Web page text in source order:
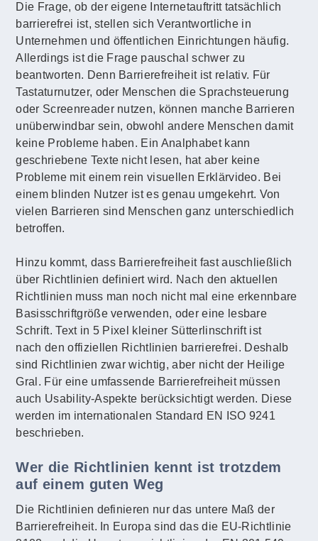
Die Frage, ob der eigene Internetauftritt tatsächlich
barrierefrei ist, stellen sich Verantwortliche in
Unternehmen und öffentlichen Einrichtungen häufig.
Allerdings ist die Frage pauschal schwer zu
beantworten. Denn Barrierefreiheit ist relativ. Für
Tastaturnutzer, oder Menschen die Sprachsteuerung
oder Screenreader nutzen, können manche Barrieren
unüberwindbar sein, obwohl andere Menschen damit
keine Probleme haben. Ein Analphabet kann
geschriebene Texte nicht lesen, hat aber keine
Probleme mit einem rein visuellen Erklärvideo. Bei
einem blinden Nutzer ist es genau umgekehrt. Von
vielen Barrieren sind Menschen ganz unterschiedlich
betroffen.
Hinzu kommt, dass Barrierefreiheit fast auschließlich
über Richtlinien definiert wird. Nach den aktuellen
Richtlinien muss man noch nicht mal eine erkennbare
Basisschriftgröße verwenden, oder eine lesbare
Schrift. Text in 5 Pixel kleiner Sütterlinschrift ist
nach den offiziellen Richtlinien barrierefrei. Deshalb
sind Richtlinien zwar wichtig, aber nicht der Heilige
Gral. Für eine umfassende Barrierefreiheit müssen
auch Usability-Aspekte berücksichtigt werden. Diese
werden im internationalen Standard EN ISO 9241
beschrieben.
Wer die Richtlinien kennt ist trotzdem
auf einem guten Weg
Die Richtlinien definieren nur das untere Maß der
Barrierefreiheit. In Europa sind das die EU-Richtlinie